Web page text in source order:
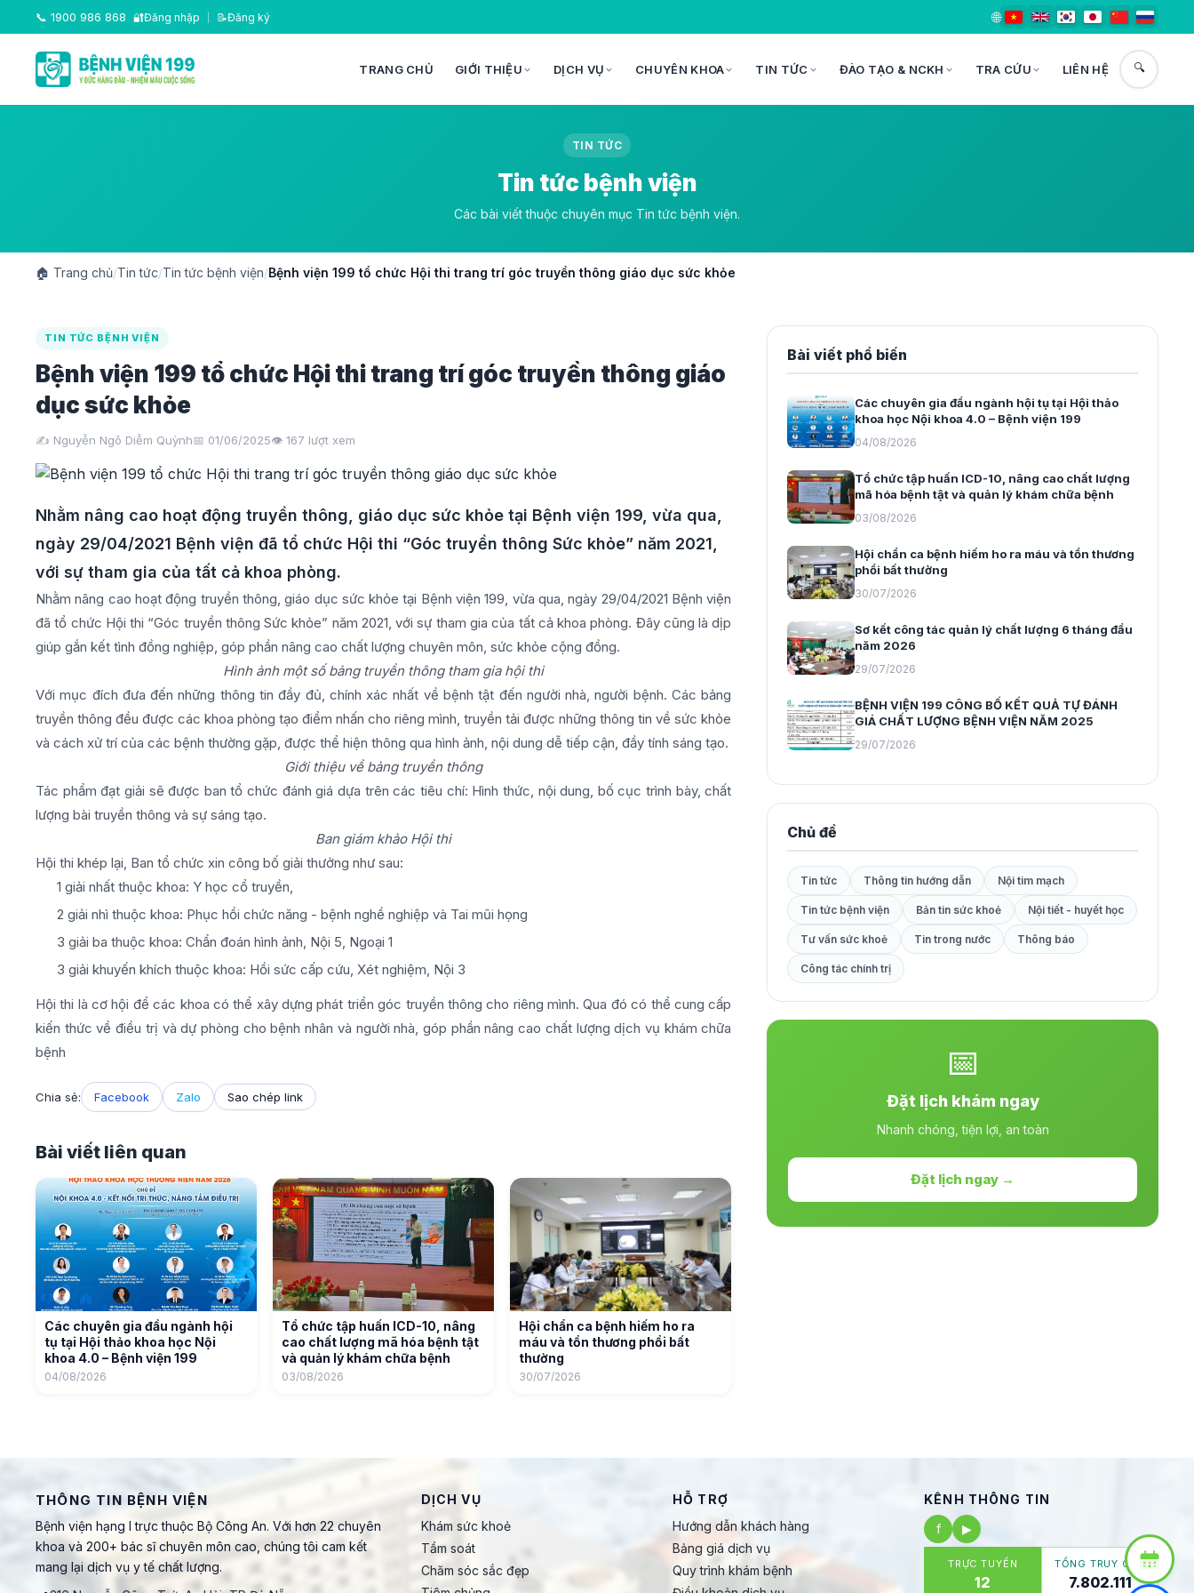
📞 1900 986 868 🔐Đăng nhập 📝Đăng ký 🌐
TRANG CHỦ GIỚI THIỆU DỊCH VỤ CHUYÊN KHOA TIN TỨC ĐÀO TẠO & NCKH TRA CỨU LIÊN HỆ 🔍
TIN TỨC
Tin tức bệnh viện
Các bài viết thuộc chuyên mục Tin tức bệnh viện.
🏠 Trang chủ/Tin tức/Tin tức bệnh viện/Bệnh viện 199 tổ chức Hội thi trang trí góc truyền thông giáo dục sức khỏe
TIN TỨC BỆNH VIỆN
Bệnh viện 199 tổ chức Hội thi trang trí góc truyền thông giáo
dục sức khỏe
✍️ Nguyễn Ngô Diễm Quỳnh📅 01/06/2025👁️ 167 lượt xem
Nhằm nâng cao hoạt động truyền thông, giáo dục sức khỏe tại Bệnh viện 199, vừa qua,
ngày 29/04/2021 Bệnh viện đã tổ chức Hội thi “Góc truyền thông Sức khỏe” năm 2021,
với sự tham gia của tất cả khoa phòng.
Nhằm nâng cao hoạt động truyền thông, giáo dục sức khỏe tại Bệnh viện 199, vừa qua, ngày 29/04/2021 Bệnh viện
đã tổ chức Hội thi “Góc truyền thông Sức khỏe” năm 2021, với sự tham gia của tất cả khoa phòng. Đây cũng là dịp
giúp gắn kết tình đồng nghiệp, góp phần nâng cao chất lượng chuyên môn, sức khỏe cộng đồng.
Hình ảnh một số bảng truyền thông tham gia hội thi
Với mục đích đưa đến những thông tin đầy đủ, chính xác nhất về bệnh tật đến người nhà, người bệnh. Các bảng
truyền thông đều được các khoa phòng tạo điểm nhấn cho riêng mình, truyền tải được những thông tin về sức khỏe
và cách xử trí của các bệnh thường gặp, được thể hiện thông qua hình ảnh, nội dung dễ tiếp cận, đầy tính sáng tạo.
Giới thiệu về bảng truyền thông
Tác phẩm đạt giải sẽ được ban tổ chức đánh giá dựa trên các tiêu chí: Hình thức, nội dung, bố cục trình bày, chất
lượng bài truyền thông và sự sáng tạo.
Ban giám khảo Hội thi
Hội thi khép lại, Ban tổ chức xin công bố giải thưởng như sau:
1 giải nhất thuộc khoa: Y học cổ truyền,
2 giải nhì thuộc khoa: Phục hồi chức năng - bệnh nghề nghiệp và Tai mũi họng
3 giải ba thuộc khoa: Chẩn đoán hình ảnh, Nội 5, Ngoại 1
3 giải khuyến khích thuộc khoa: Hồi sức cấp cứu, Xét nghiệm, Nội 3
Hội thi là cơ hội để các khoa có thể xây dựng phát triển góc truyền thông cho riêng mình. Qua đó có thể cung cấp
kiến thức về điều trị và dự phòng cho bệnh nhân và người nhà, góp phần nâng cao chất lượng dịch vụ khám chữa
bệnh
Chia sẻ: Facebook Zalo Sao chép link
Bài viết liên quan
Các chuyên gia đầu ngành hội
tụ tại Hội thảo khoa học Nội
khoa 4.0 – Bệnh viện 199
04/08/2026
Tổ chức tập huấn ICD-10, nâng
cao chất lượng mã hóa bệnh tật
và quản lý khám chữa bệnh
03/08/2026
Hội chẩn ca bệnh hiếm ho ra
máu và tổn thương phổi bất
thường
30/07/2026
Bài viết phổ biến
Các chuyên gia đầu ngành hội tụ tại Hội thảo
khoa học Nội khoa 4.0 – Bệnh viện 199
04/08/2026
Tổ chức tập huấn ICD-10, nâng cao chất lượng
mã hóa bệnh tật và quản lý khám chữa bệnh
03/08/2026
Hội chẩn ca bệnh hiếm ho ra máu và tổn thương
phổi bất thường
30/07/2026
Sơ kết công tác quản lý chất lượng 6 tháng đầu
năm 2026
29/07/2026
BỆNH VIỆN 199 CÔNG BỐ KẾT QUẢ TỰ ĐÁNH
GIÁ CHẤT LƯỢNG BỆNH VIỆN NĂM 2025
29/07/2026
Chủ đề
Tin tức Thông tin hướng dẫn Nội tim mạch
Tin tức bệnh viện Bản tin sức khoẻ Nội tiết - huyết học
Tư vấn sức khoẻ Tin trong nước Thông báo
Công tác chính trị
📅
Đặt lịch khám ngay
Nhanh chóng, tiện lợi, an toàn
Đặt lịch ngay →
THÔNG TIN BỆNH VIỆN
Bệnh viện hạng I trực thuộc Bộ Công An. Với hơn 22 chuyên
khoa và 200+ bác sĩ chuyên môn cao, chúng tôi cam kết
mang lại dịch vụ y tế chất lượng.
DỊCH VỤ
Khám sức khoẻ
Tầm soát
Chăm sóc sắc đẹp
HỖ TRỢ
Hướng dẫn khách hàng
Bảng giá dịch vụ
Quy trình khám bệnh
KÊNH THÔNG TIN
f
▶
TRỰC TUYẾN
12
TỔNG TRUY CẬP
7.802.111